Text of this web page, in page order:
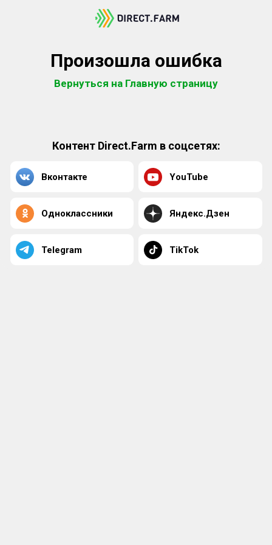
Произошла ошибка
Вернуться на Главную страницу
Контент Direct.Farm в соцсетях:
Вконтакте YouTube
Одноклассники Яндекс.Дзен
Telegram TikTok